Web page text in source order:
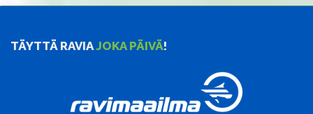
TÄYTTÄ RAVIAJOKA PÄIVÄ!